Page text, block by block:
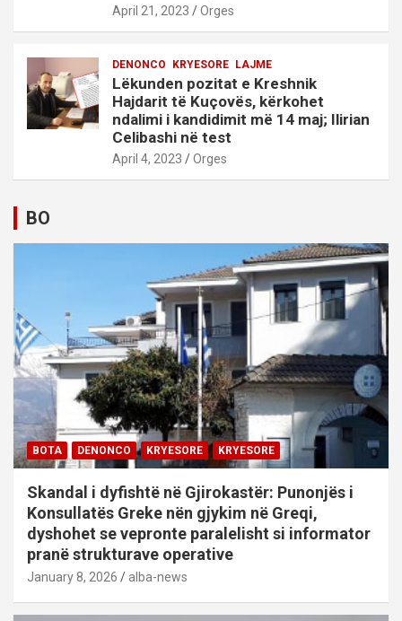
April 21, 2023 Orges
DENONCO KRYESORE LAJME
Lëkunden pozitat e Kreshnik
Hajdarit të Kuçovës, kërkohet
ndalimi i kandidimit më 14 maj; Ilirian
Celibashi në test
April 4, 2023 Orges
BO
BOTA DENONCO KRYESORE KRYESORE
Skandal i dyfishtë në Gjirokastër: Punonjës i
Konsullatës Greke nën gjykim në Greqi,
dyshohet se vepronte paralelisht si informator
pranë strukturave operative
January 8, 2026 alba-news